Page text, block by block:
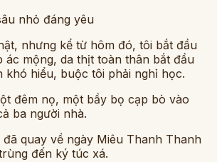
nhỏ đáng yêu
nhưng kể từ hôm đó, tôi bắt đầu
ác mộng, da thịt toàn thân bắt đầu
khó hiểu, buộc tôi phải nghỉ học.
đêm nọ, một bầy bọ cạp bò vào
ba người nhà.
quay về ngày Miêu Thanh Thanh
đến ký túc xá.